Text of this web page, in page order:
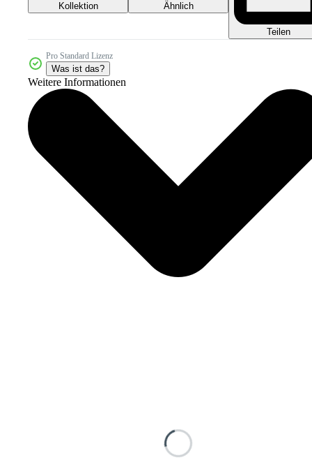
Kollektion Ähnlich
Teilen
Pro Standard Lizenz
Was ist das?
Weitere Informationen